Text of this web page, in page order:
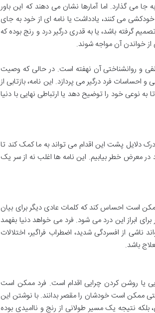
می گذارد. اما آمارها نشان می دهند که این باور
۳۰ درصد از افرادی که اقدام به خودکشی می کنند، یادداشت یا نامه ای از خود به جای
گرفته باشد، یا به قدری درگیر درد و رنج بوده که
از خواندن آن مواجه شوند.
و روانشناختی آن نهفته است. در حالی که وصیت
فرد درگیر می پردازد. این نامه، بازتابی از
نوعی خود را توضیح دهد یا ارتباطی نهایی با دنیا
دلایل پشت این اقدام می تواند به ما کمک کند تا
در معرض خطر بیابیم. این نامه ها اغلب نه از سر یک
است احساس کند که کلمات عادی دیگر برای بیان
ابراز این درد می شود. فرد می خواهد دنیا بفهمد
از افسردگی شدید، اضطراب فراگیر، اختلالات
باشد.
یا روشن کردن چرایی اقدام است. فرد ممکن است
ممکن است خودشان را مقصر بدانند. با نوشتن این
نتیجه یک مسیر طولانی از رنج و ناامیدی بوده